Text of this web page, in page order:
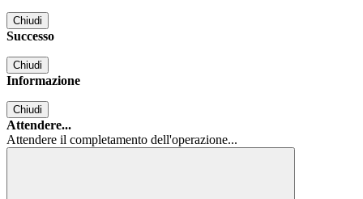
Chiudi
Successo
Chiudi
Informazione
Chiudi
Attendere...
Attendere il completamento dell'operazione...